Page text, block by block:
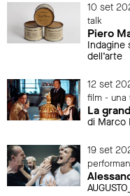
10 set
talk
Piero
Indagine
dell’arte
12 set
film - una
La
di Marco
19 set